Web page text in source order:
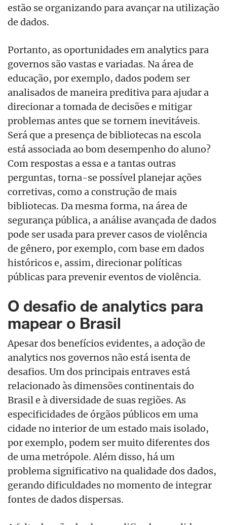
estão se organizando para avançar na utilização
de dados.
Portanto, as oportunidades em analytics para
governos são vastas e variadas. Na área de
educação, por exemplo, dados podem ser
analisados de maneira preditiva para ajudar a
direcionar a tomada de decisões e mitigar
problemas antes que se tornem inevitáveis.
Será que a presença de bibliotecas na escola
está associada ao bom desempenho do aluno?
Com respostas a essa e a tantas outras
perguntas, torna-se possível planejar ações
corretivas, como a construção de mais
bibliotecas. Da mesma forma, na área de
segurança pública, a análise avançada de dados
pode ser usada para prever casos de violência
de gênero, por exemplo, com base em dados
históricos e, assim, direcionar políticas
públicas para prevenir eventos de violência.
O desafio de analytics para
mapear o Brasil
Apesar dos benefícios evidentes, a adoção de
analytics nos governos não está isenta de
desafios. Um dos principais entraves está
relacionado às dimensões continentais do
Brasil e à diversidade de suas regiões. As
especificidades de órgãos públicos em uma
cidade no interior de um estado mais isolado,
por exemplo, podem ser muito diferentes dos
de uma metrópole. Além disso, há um
problema significativo na qualidade dos dados,
gerando dificuldades no momento de integrar
fontes de dados dispersas.